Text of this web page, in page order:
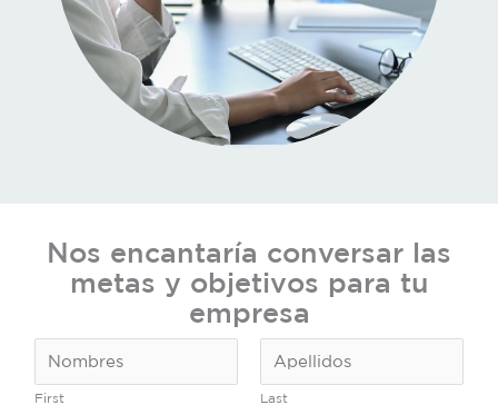
Nos encantaría conversar las
metas y objetivos para tu
empresa
First Last